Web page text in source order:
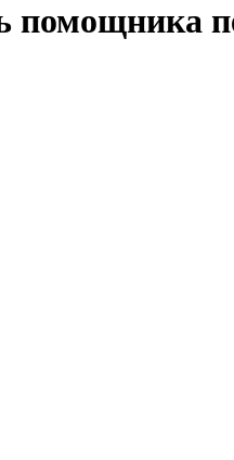
помощника